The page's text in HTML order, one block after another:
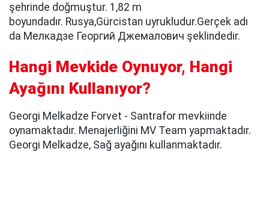
şehrinde doğmuştur. 1,82 m
boyundadır. Rusya,Gürcistan uyrukludur.Gerçek adı
da Мелкадзе Георгий Джемалович şeklindedir.
Hangi Mevkide Oynuyor, Hangi
Ayağını Kullanıyor?
Georgi Melkadze Forvet - Santrafor mevkiinde
oynamaktadır. Menajerliğini MV Team yapmaktadır.
Georgi Melkadze, Sağ ayağını kullanmaktadır.